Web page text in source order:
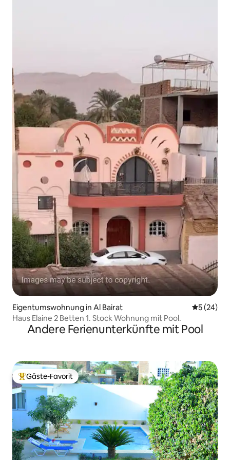
Eigentumswohnung in Al Bairat
5 (24)
Haus Elaine 2 Betten 1. Stock Wohnung mit Pool.
Andere Ferienunterkünfte mit Pool
Beliebter Gäste-Favorit.
Gäste-Favorit